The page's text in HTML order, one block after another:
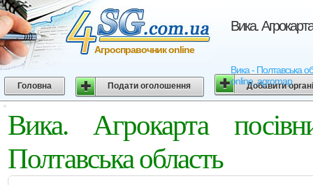
Вика.
Вика - Полтавська
online, agromap
Агросправочник online
Головна Подати оголошення Добавити
Вика. Агрокарта
Полтавська область